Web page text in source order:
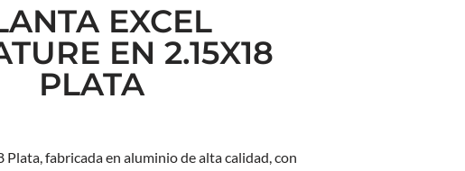
EXCEL
EN 2.15X18
PLATA
Plata, fabricada en aluminio de alta calidad, con